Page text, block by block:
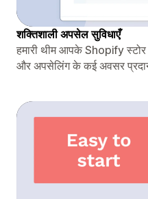
शक्तिशाली अपसेल सुविधाएँ
हमारी थीम आपके Shopify
और अपसेलिंग के कई अवसर